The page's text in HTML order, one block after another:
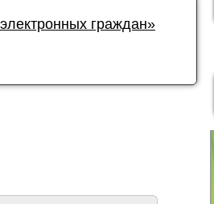
граждан»